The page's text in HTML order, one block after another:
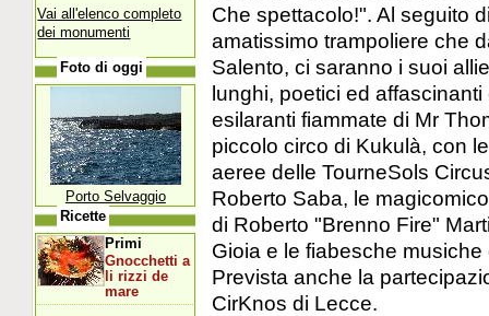
Che spettacolo!". Al seguito
amatissimo trampoliere che
Salento, ci saranno i suoi
lunghi, poetici ed
esilaranti fiammate di Mr
piccolo circo di Kukulà, con
aeree delle TourneSols
Roberto Saba, le
di Roberto "Brenno Fire"
Gioia e le fiabesche musiche
Prevista anche la
CirKnos di Lecce.
Vai all'elenco completo
dei monumenti
Foto di oggi
Porto Selvaggio
Ricette
Primi
Gnocchetti a
li rizzi de
mare